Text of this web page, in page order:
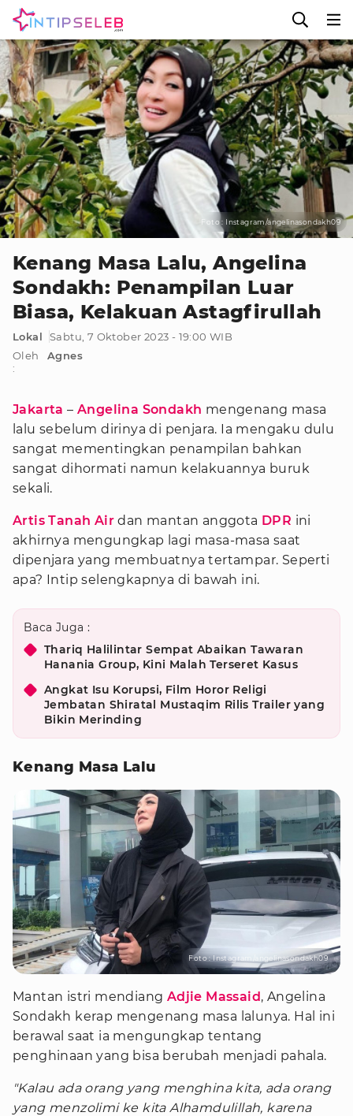
Foto : Instagram/angelinasondakh09
Kenang Masa Lalu, Angelina
Sondakh: Penampilan Luar
Biasa, Kelakuan Astagfirullah
Lokal
Sabtu, 7 Oktober 2023 - 19:00 WIB
Oleh
:
Agnes
Jakarta –Angelina Sondakh mengenang masa
lalu sebelum dirinya di penjara. Ia mengaku dulu
sangat mementingkan penampilan bahkan
sangat dihormati namun kelakuannya buruk
sekali.
Artis Tanah Air dan mantan anggota DPR ini
akhirnya mengungkap lagi masa-masa saat
dipenjara yang membuatnya tertampar. Seperti
apa? Intip selengkapnya di bawah ini.
Baca Juga :
Thariq Halilintar Sempat Abaikan Tawaran
Hanania Group, Kini Malah Terseret Kasus
Angkat Isu Korupsi, Film Horor Religi
Jembatan Shiratal Mustaqim Rilis Trailer yang
Bikin Merinding
Kenang Masa Lalu
Foto : Instagram/angelinasondakh09
Mantan istri mendiang Adjie Massaid, Angelina
Sondakh kerap mengenang masa lalunya. Hal ini
berawal saat ia mengungkap tentang
penghinaan yang bisa berubah menjadi pahala.
"Kalau ada orang yang menghina kita, ada orang
yang menzolimi ke kita Alhamdulillah, karena